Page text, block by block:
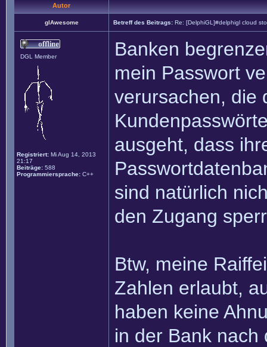
Autor
glAwesome Betreff des Beitrags: Re: [DelphiGL]#delphigl cloud
DGL Member
Registriert: Mi Aug 14, 2013
21:17
Beiträge: 588
Programmiersprache: C++
Banken
mein Passwort
verursachen, die
ausgeht, dass
sind natürlich
den Zugang
Btw, meine
Zahlen erlaubt,
haben keine
in der Bank